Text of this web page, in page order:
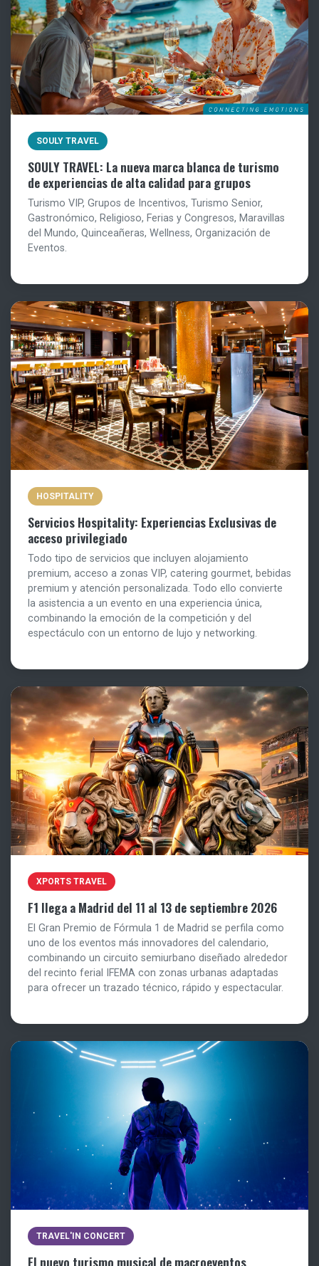
SOULY TRAVEL
SOULY TRAVEL: La nueva marca blanca de turismo
de experiencias de alta calidad para grupos
Turismo VIP, Grupos de Incentivos, Turismo Senior,
Gastronómico, Religioso, Ferias y Congresos, Maravillas
del Mundo, Quinceañeras, Wellness, Organización de
Eventos.
HOSPITALITY
Servicios Hospitality: Experiencias Exclusivas de
acceso privilegiado
Todo tipo de servicios que incluyen alojamiento
premium, acceso a zonas VIP, catering gourmet, bebidas
premium y atención personalizada. Todo ello convierte
la asistencia a un evento en una experiencia única,
combinando la emoción de la competición y del
espectáculo con un entorno de lujo y networking.
XPORTS TRAVEL
F1 llega a Madrid del 11 al 13 de septiembre 2026
El Gran Premio de Fórmula 1 de Madrid se perfila como
uno de los eventos más innovadores del calendario,
combinando un circuito semiurbano diseñado alrededor
del recinto ferial IFEMA con zonas urbanas adaptadas
para ofrecer un trazado técnico, rápido y espectacular.
TRAVEL'IN CONCERT
El nuevo turismo musical de macroeventos